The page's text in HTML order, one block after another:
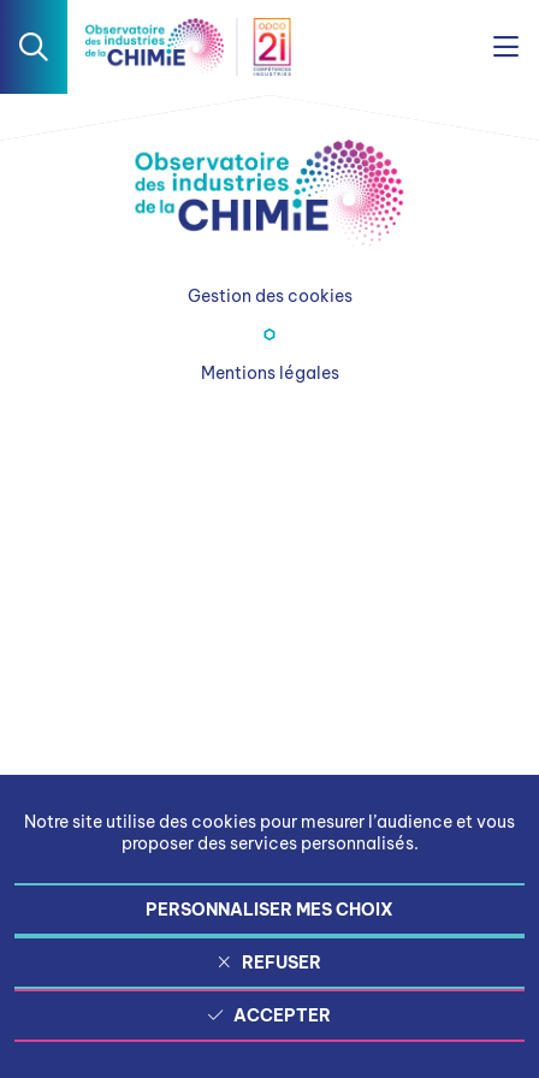
Notre site utilise des cookies pour mesurer l’audience et vous
proposer des services personnalisés.
PERSONNALISER MES CHOIX
REFUSER
ACCEPTER
Gestion des cookies
Mentions légales